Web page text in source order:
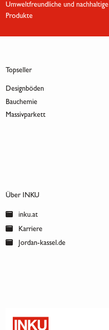
Umweltfreundliche und nachhaltige
Produkte
Topseller
Designböden
Bauchemie
Massivparkett
Über INKU
inku.at
Karriere
Jordan-kassel.de